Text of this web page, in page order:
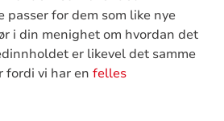
for dem som like nye
i din menighet om hvordan det
er likevel det samme
fordi vi har en felles